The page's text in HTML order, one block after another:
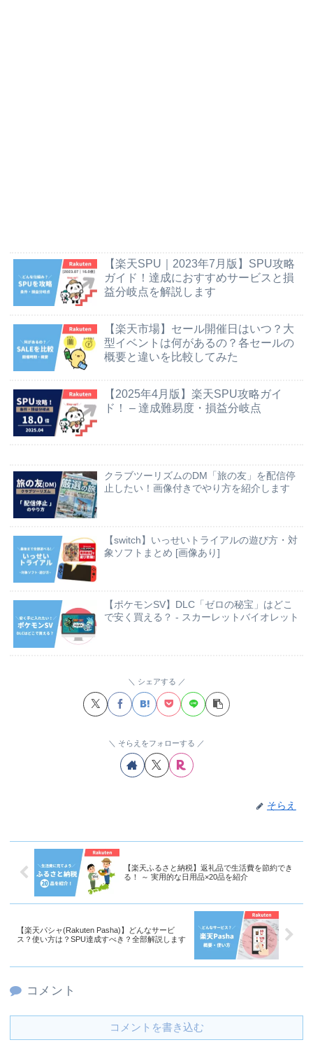
【楽天SPU｜2023年7月版】SPU攻略
ガイド！達成におすすめサービスと損
益分岐点を解説します
【楽天市場】セール開催日はいつ？大
型イベントは何があるの？各セールの
概要と違いを比較してみた
【2025年4月版】楽天SPU攻略ガイ
ド！ – 達成難易度・損益分岐点
クラブツーリズムのDM「旅の友」を配信停
止したい！画像付きでやり方を紹介します
【switch】いっせいトライアルの遊び方・対
象ソフトまとめ [画像あり]
【ポケモンSV】DLC「ゼロの秘宝」はどこ
で安く買える？ - スカーレットバイオレット
シェアする
そらえをフォローする
そらえ
【楽天ふるさと納税】返礼品で生活費を節約でき
る！ ～ 実用的な日用品×20品を紹介
【楽天パシャ(Rakuten Pasha)】どんなサービ
ス？使い方は？SPU達成すべき？全部解説します
コメント
コメントを書き込む